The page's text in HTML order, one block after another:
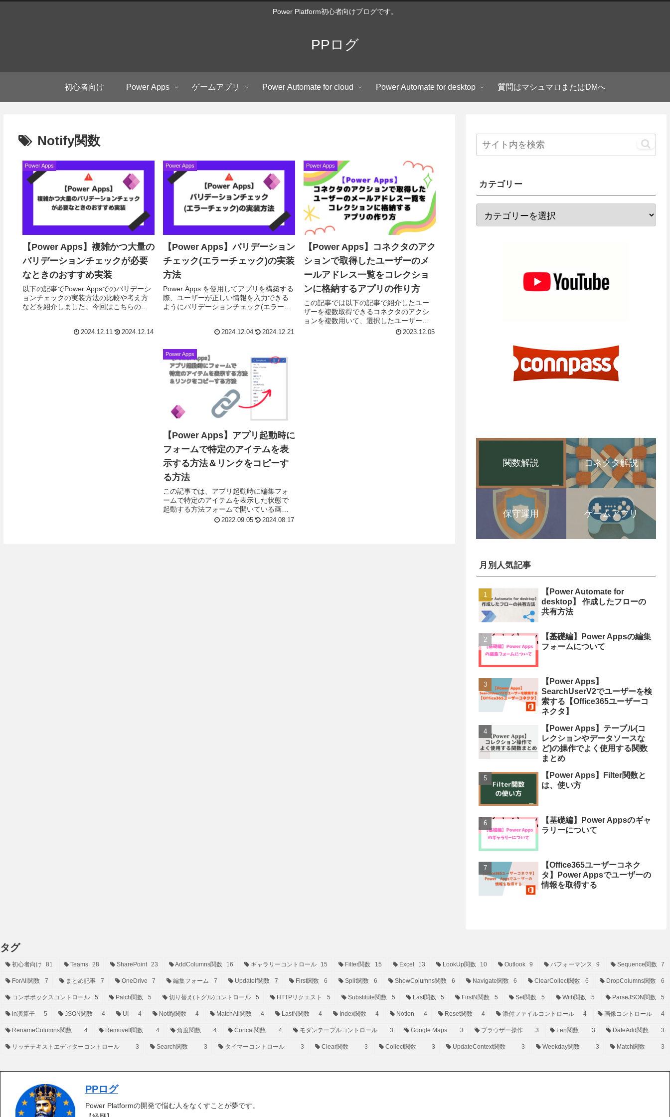
Power Platform初心者向けブログです。
PPログ
初心者向け Power Apps ゲームアプリ Power Automate for cloud Power Automate for desktop 質問はマシュマロまたはDMへ
Notify関数
Power Apps
【Power Apps】複雑かつ大量の
バリデーションチェックが必要
なときのおすすめ実装
以下の記事でPower Appsでのバリデーシ
ョンチェックの実装方法の比較や考え方
などを紹介しました。今回はこちらの記
2024.12.11 2024.12.14
Power Apps
【Power Apps】バリデーション
チェック(エラーチェック)の実装
方法
Power Apps を使用してアプリを構築する
際、ユーザーが正しい情報を入力できる
ようにバリデーションチェック(エラーチ
2024.12.04 2024.12.21
Power Apps
【Power Apps】コネクタのアク
ションで取得したユーザーのメ
ールアドレス一覧をコレクショ
ンに格納するアプリの作り方
この記事では以下の記事で紹介したユー
ザーを複数取得できるコネクタのアクシ
ョンを複数用いて、選択したユーザーを
コレクションに格納するアプリの作り方
2023.12.05
Power Apps
【Power Apps】アプリ起動時に
フォームで特定のアイテムを表
示する方法＆リンクをコピーす
る方法
この記事では、アプリ起動時に編集フォ
ームで特定のアイテムを表示した状態で
起動する方法フォームで開いている画面
を他のユーザーにURLで共有する方法上
2022.09.05 2024.08.17
カテゴリー
関数解説 コネクタ解説
保守運用 ゲームアプリ
月別人気記事
【Power Automate for
desktop】 作成したフローの
共有方法
【基礎編】Power Appsの編集
フォームについて
【Power Apps】
SearchUserV2でユーザーを検
索する【Office365ユーザーコ
ネクタ】
【Power Apps】テーブル(コ
レクションやデータソースな
ど)の操作でよく使用する関数
まとめ
【Power Apps】Filter関数と
は、使い方
【基礎編】Power Appsのギャ
ラリーについて
【Office365ユーザーコネク
タ】Power Appsでユーザーの
情報を取得する
タグ
初心者向け 81 Teams 28 SharePoint 23 AddColumns関数 16 ギャラリーコントロール 15 Filter関数 15 Excel 13 LookUp関数 10 Outlook 9 パフォーマンス 9 Sequence関数 7
ForAll関数 7 まとめ記事 7 OneDrive 7 編集フォーム 7 UpdateIf関数 7 First関数 6 Split関数 6 ShowColumns関数 6 Navigate関数 6 ClearCollect関数 6 DropColumns関数 6
コンボボックスコントロール 5 Patch関数 5 切り替え(トグル)コントロール 5 HTTPリクエスト 5 Substitute関数 5 Last関数 5 FirstN関数 5 Set関数 5 With関数 5 ParseJSON関数 5
in演算子 5 JSON関数 4 UI 4 Notify関数 4 MatchAll関数 4 LastN関数 4 Index関数 4 Notion 4 Reset関数 4 添付ファイルコントロール 4 画像コントロール 4
RenameColumns関数 4 RemoveIf関数 4 角度関数 4 Concat関数 4 モダンテーブルコントロール 3 Google Maps 3 ブラウザー操作 3 Len関数 3 DateAdd関数 3
リッチテキストエディターコントロール 3 Search関数 3 タイマーコントロール 3 Clear関数 3 Collect関数 3 UpdateContext関数 3 Weekday関数 3 Match関数 3
PPログ
Power Platformの開発で悩む人をなくすことが夢です。